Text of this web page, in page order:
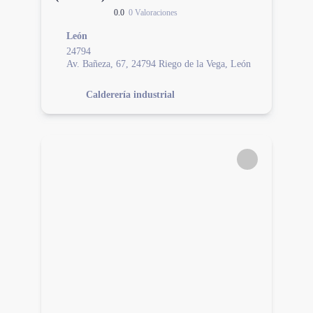
0.0 0 Valoraciones
León
24794
Av. Bañeza, 67, 24794 Riego de la Vega, León
Calderería industrial